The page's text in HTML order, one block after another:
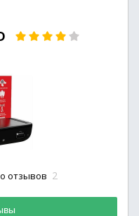
отзывов 2